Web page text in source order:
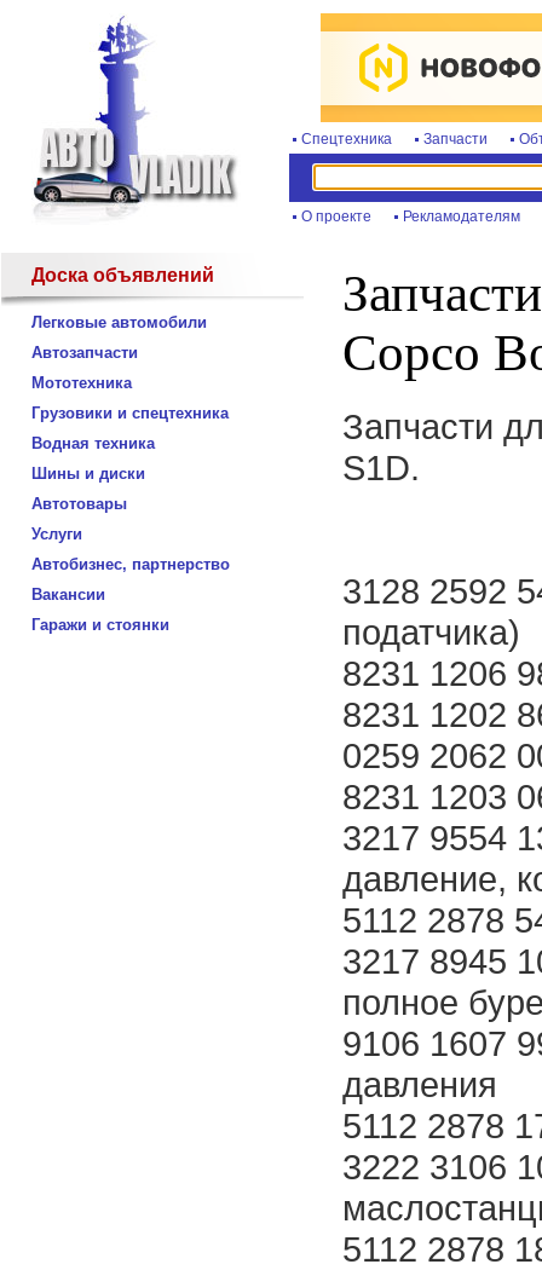
Спецтехника Запчасти
О проекте Рекламодателям
Доска объявлений
Легковые автомобили
Автозапчасти
Мототехника
Грузовики и спецтехника
Водная техника
Шины и диски
Автотовары
Услуги
Автобизнес, партнерство
Вакансии
Гаражи и стоянки
Copco
Запчасти
S1D.
3128 2592
податчика)
8231 1206
8231 1202
0259 2062
8231 1203
3217 9554
давление,
5112 2878
3217 8945
полное
9106 1607
давления
5112 2878
3222 3106
5112 2878